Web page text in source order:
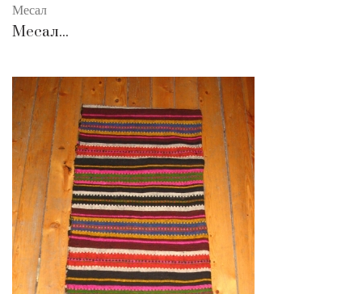
Месал
Месал...